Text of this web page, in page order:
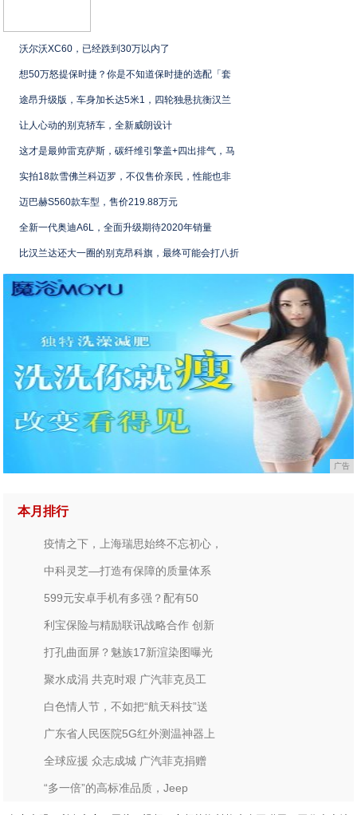
沃尔沃XC60，已经跌到30万以内了
想50万怒提保时捷？你是不知道保时捷的选配「套
途昂升级版，车身加长达5米1，四轮独悬抗衡汉兰
让人心动的别克轿车，全新威朗设计
这才是最帅雷克萨斯，碳纤维引擎盖+四出排气，马
实拍18款雪佛兰科迈罗，不仅售价亲民，性能也非
迈巴赫S560款车型，售价219.88万元
全新一代奥迪A6L，全面升级期待2020年销量
比汉兰达还大一圈的别克昂科旗，最终可能会打八折
广告
本月排行
疫情之下，上海瑞思始终不忘初心，
中科灵芝—打造有保障的质量体系
599元安卓手机有多强？配有50
利宝保险与精励联讯战略合作 创新
打孔曲面屏？魅族17新渲染图曝光
聚水成涓 共克时艰 广汽菲克员工
白色情人节，不如把“航天科技”送
广东省人民医院5G红外测温神器上
全球应援 众志成城 广汽菲克捐赠
“多一倍”的高标准品质，Jeep